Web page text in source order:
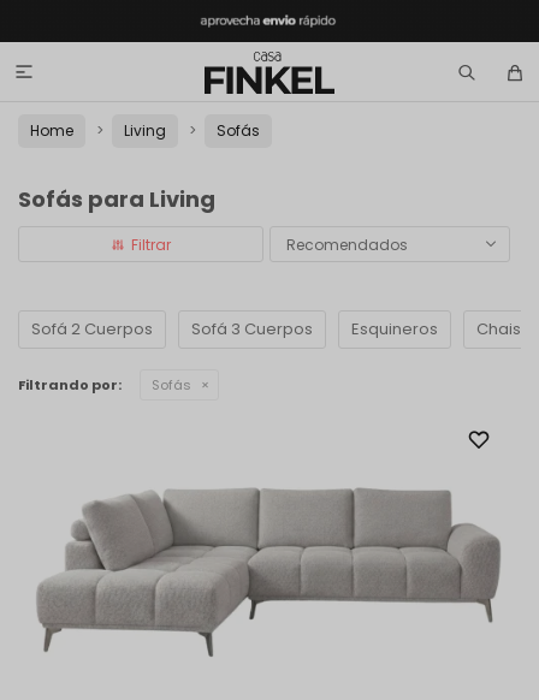

Home Living Sofás
Sofás para Living
Recomendados
Sofá 2 Cuerpos Sofá 3 Cuerpos Esquineros Chaise
Filtrando por: Sofás